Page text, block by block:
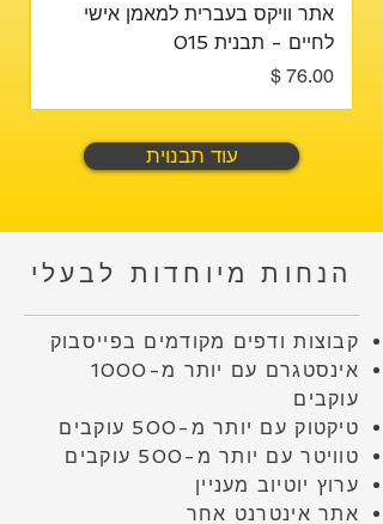
אתר וויקס בעברית למאמן אישי
לחיים - תבנית 015
מחיר
עוד תבנוית
הנחות מיוחדות לבעלי
קבוצות ודפים מקודמים בפייסבוק
אינסטגרם עם יותר מ-1000
עוקבים
טיקטוק עם יותר מ-500 עוקבים
טוויטר עם יותר מ-500 עוקבים
ערוץ יוטיוב מעניין
אתר אינטרנט אחר